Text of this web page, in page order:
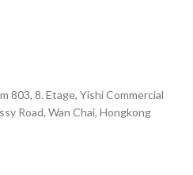
803, 8. Etage, Yishi Commercial
Road, Wan Chai, Hongkong